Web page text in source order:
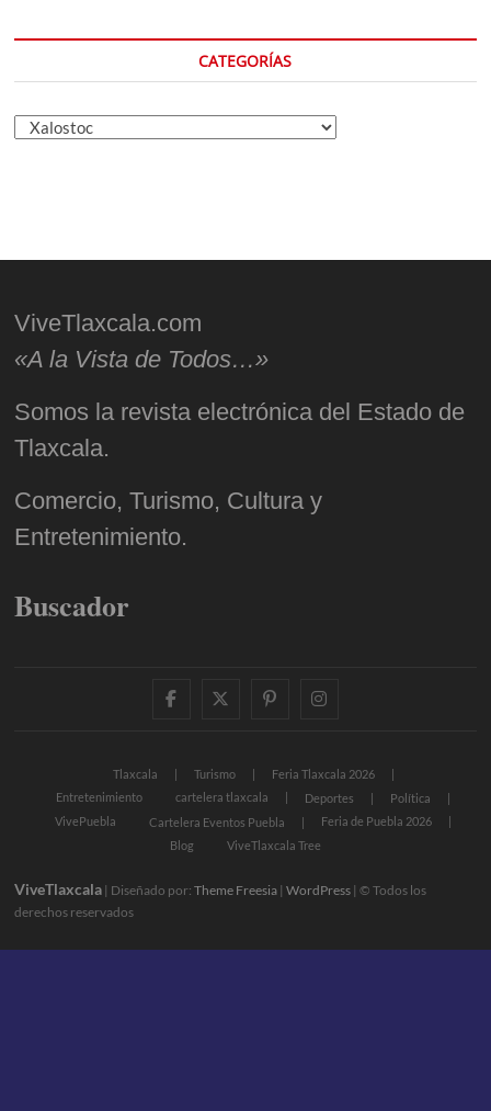
CATEGORÍAS
Categorías
ViveTlaxcala.com
«A la Vista de Todos…»
Somos la revista electrónica del Estado de
Tlaxcala.
Comercio, Turismo, Cultura y
Entretenimiento.
Buscador
facebooktwitter
pinterestinstagram
Tlaxcala Turismo
Feria Tlaxcala 2026
Entretenimiento
cartelera tlaxcala Deportes
Política
VivePuebla
Cartelera Eventos Puebla
Feria de Puebla 2026
Blog
ViveTlaxcala Tree
ViveTlaxcala | Diseñado por:Theme Freesia |WordPress | © Todos los
derechos reservados